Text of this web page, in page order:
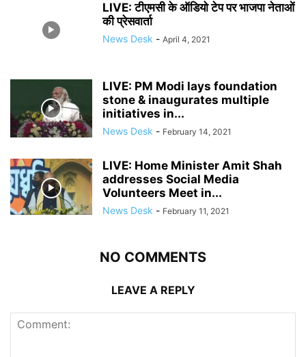
LIVE: टीएमसी के ऑडियो टेप पर भाजपा नेताओं
की प्रेसवार्ता
News Desk - April 4, 2021
LIVE: PM Modi lays foundation
stone & inaugurates multiple
initiatives in...
News Desk - February 14, 2021
LIVE: Home Minister Amit Shah
addresses Social Media
Volunteers Meet in...
News Desk - February 11, 2021
NO COMMENTS
LEAVE A REPLY